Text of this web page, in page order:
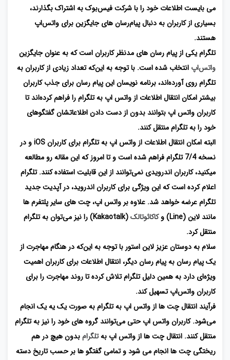
می بایست اطلاعات خود را با شرکت فیس‌بوک به اشتراک بگذارند،
بسیاری از کاربران به دنبال پیام‌رسان‌ های جایگزین برای واتس‌اپ
هستند.
تلگرام یکی از پیام ‌رسان ‌های مدنظر کاربران است که به‌ عنوان جایگزین
واتس‌اپ انتخاب شده است. با توجه به این‌که تعداد زیادی از کاربران به
تلگرام روی آورده‌اند، برنامه نویسان این پیام ‌رسان برای جذب کاربران
بیشتر امکان انتقال اطلاعات از واتس اپ به تلگرام را فراهم کرده‌اند تا
کاربران واتس اپ بتوانند بدون از دست دادن اطلاعاتشان گفتگوهای
خود را به تلگرام منتقل کنند.
البته امکان انتقال اطلاعات از واتس ‌اپ به تلگرام برای کاربران iOS و در
نسخه 7/4 تلگرام فراهم شده است و تا امروز که این مقاله رو مطالعه
میکنید، کاربران اندرویدی نمی‌توانند از این قابلیت استفاده کنند. تلگرام
اعلام کرده ‌است که این ویژگی برای کاربران اندروید، در آپدیت جدید
تلگرام عرضه خواهد شد. علاوه بر واتس اپ، چت های سایر پلتفرم ها
مانند لاین (Line) و
کاکائوتالک
(Kakaotalk) را نیز می‌توان به تلگرام
منتقل کرد.
سلام به دوستان عزیز لاین استور با توجه به این‌که در هنگام مهاجرت از
یک پیام‌ رسان به پیام‌ رسان دیگر، انتقال اطلاعات برای کاربران اهمیت
ویژه‌ای دارد به همین دلیل تلگرام تلاش کرده تا روند مهاجرت را برای
کاربران واتس‌اپ تسهیل کند.
فرآیند انتقال چت ها از واتس ‌اپ به تلگرام به صورت یک یه یک انجام
می‌شود. کاربران واتس اپ حتی می‌توانند گروه ‌های خود را نیز به تلگرام
منتقل کنند. انتقال چت ها از واتس اپ بهتلگرامبدون هیچ در هم‌
ریختگی چت ها انجام می شود و تمامی گفتگو ها بر حسب تاریخ دسته‌